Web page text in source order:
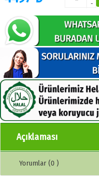
-
Açıklaması
Yorumlar (0 )